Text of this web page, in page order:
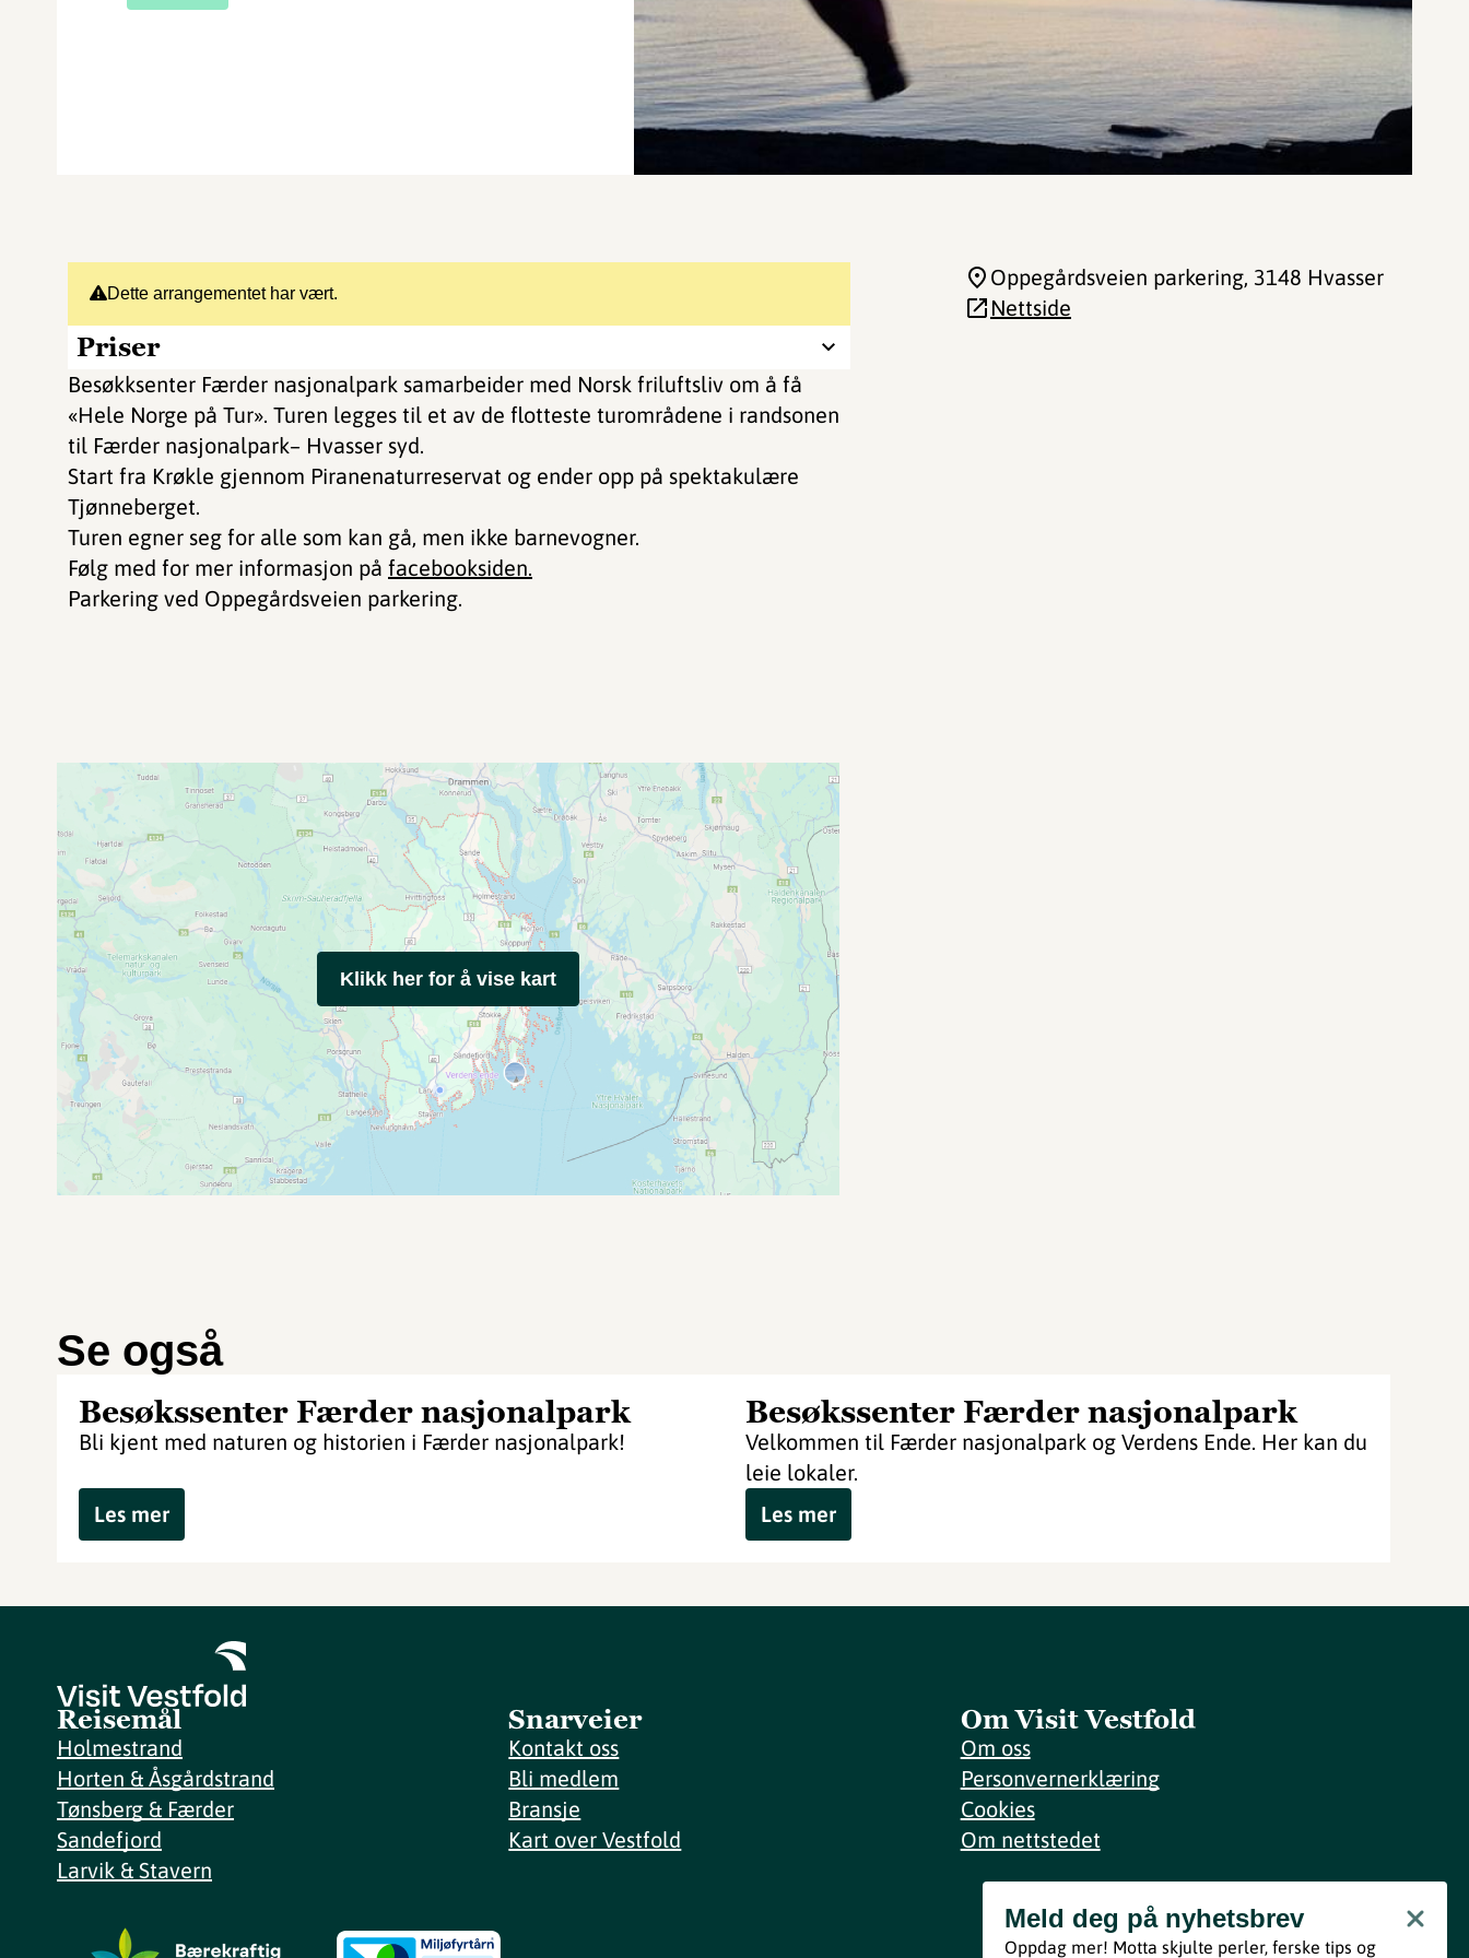
Dette arrangementet har vært.
Priser
Besøkksenter Færder nasjonalpark samarbeider med Norsk friluftsliv om å få
«Hele Norge på Tur». Turen legges til et av de flotteste turområdene i randsonen
til Færder nasjonalpark– Hvasser syd.
Start fra Krøkle gjennom Piranenaturreservat og ender opp på spektakulære
Tjønneberget.
Turen egner seg for alle som kan gå, men ikke barnevogner.
Følg med for mer informasjon på facebooksiden.
Parkering ved Oppegårdsveien parkering.
Oppegårdsveien parkering, 3148 Hvasser
Nettside
Klikk her for å vise kart
Se også
Besøkssenter Færder nasjonalpark
Bli kjent med naturen og historien i Færder nasjonalpark!
Les mer
Besøkssenter Færder nasjonalpark
Velkommen til Færder nasjonalpark og Verdens Ende. Her kan du
leie lokaler.
Les mer
Reisemål
Holmestrand
Horten & Åsgårdstrand
Tønsberg & Færder
Sandefjord
Larvik & Stavern
Snarveier
Kontakt oss
Bli medlem
Bransje
Kart over Vestfold
Om Visit Vestfold
Om oss
Personvernerklæring
Cookies
Om nettstedet
Meld deg på nyhetsbrev
Meld deg på nyhetsbrev
Oppdag mer! Motta skjulte perler, ferske tips og